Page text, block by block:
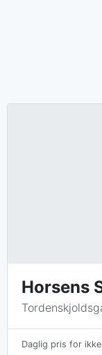
Horsens
Daglig pris for